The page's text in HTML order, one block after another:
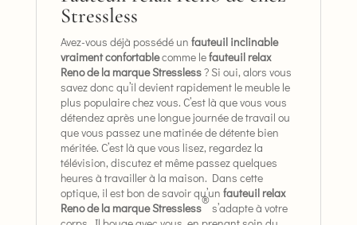
Stressless
Avez-vous déjà possédé un fauteuil inclinable
vraiment confortablecomme lefauteuil relax
Reno de la marque Stressless? Si oui, alors vous
savez donc qu’il devient rapidement le meuble le
plus populaire chez vous. C’est là que vous vous
détendez après une longue journée de travail ou
que vous passez une matinée de détente bien
méritée. C’est là que vous lisez, regardez la
télévision, discutez et même passez quelques
heures à travailler à la maison. Dans cette
optique, il est bon de savoir qu’un fauteuil relax
Reno de la marque Stressless
®
s’adapte à votre